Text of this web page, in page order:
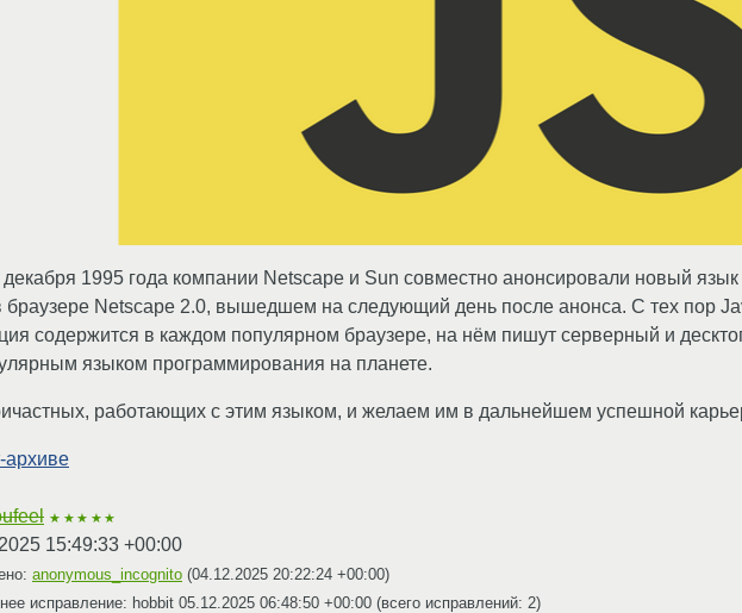
декабря 1995 года компании Netscape и Sun совместно анонсировали новый
Netscape 2.0, вышедшем на следующий день после анонса. С тех пор
содержится в каждом популярном браузере, на нём пишут серверный и
языком программирования на планете.
работающих с этим языком, и желаем им в дальнейшем успешной
архиве
★★★★★
15:49:33 +00:00
anonymous_incognito (04.12.2025 20:22:24 +00:00)
исправление: hobbit 05.12.2025 06:48:50 +00:00 (всего исправлений: 2)